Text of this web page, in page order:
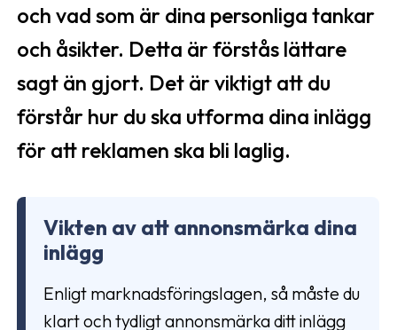
och vad som är dina personliga tankar
och åsikter. Detta är förstås lättare
sagt än gjort. Det är viktigt att du
förstår hur du ska utforma dina inlägg
för att reklamen ska bli laglig.
Vikten av att annonsmärka dina
inlägg
Enligt marknadsföringslagen, så måste du
klart och tydligt annonsmärka ditt inlägg